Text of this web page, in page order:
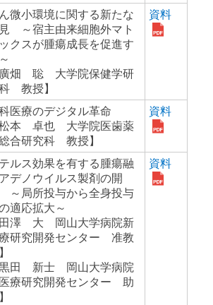
微小環境に関する新たな
～宿主由来細胞外マト
クスが腫瘍成長を促進す
廣畑 聡 大学院保健学研
教授】
資料
医療のデジタル革命
松本 卓也 大学院医歯薬
合研究科 教授】
資料
ルス効果を有する腫瘍融
デノウイルス製剤の開
局所投与から全身投与
適応拡大～
田澤 大 岡山大学病院新
研究開発センター 准教
黒田 新士 岡山大学病院
療研究開発センター 助
資料